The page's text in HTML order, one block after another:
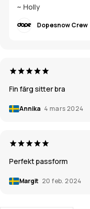
~ Holly
Dopesnow Crew
Fin färg sitter bra
Annika 4 mars 2024
Perfekt passform
Margit 20 feb. 2024